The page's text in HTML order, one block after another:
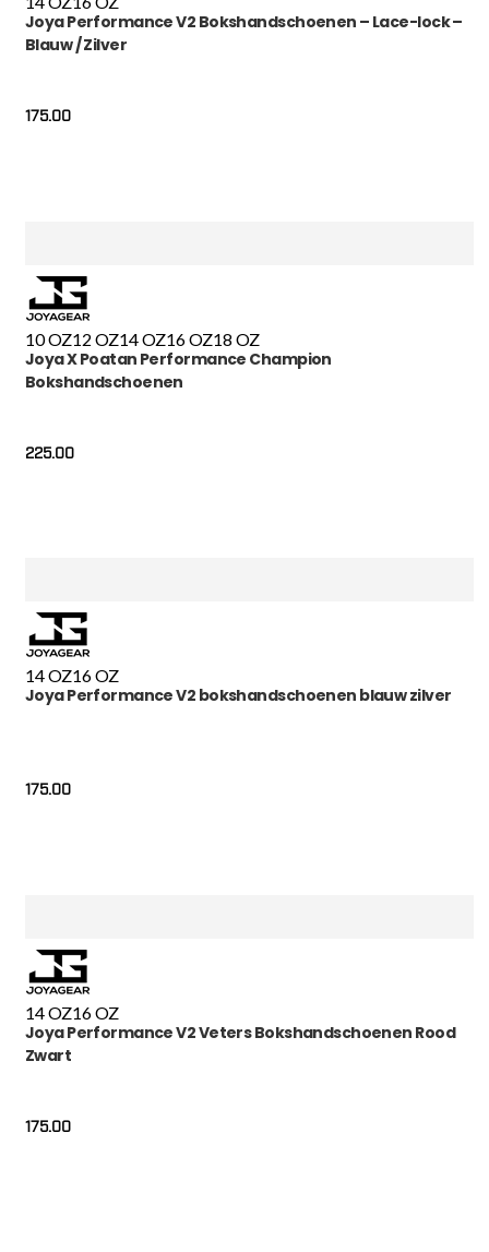
Joya Performance V2 Bokshandschoenen – Lace-lock –
Blauw / Zilver
175.00
10 OZ12 OZ14 OZ16 OZ18 OZ
Joya X Poatan Performance Champion
Bokshandschoenen
225.00
14 OZ16 OZ
Joya Performance V2 bokshandschoenen blauw zilver
175.00
14 OZ16 OZ
Joya Performance V2 Veters Bokshandschoenen Rood
Zwart
175.00